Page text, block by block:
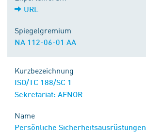
URL
Spiegelgremium
NA 112-06-01 AA
Kurzbezeichnung
ISO/TC 188/SC 1
Sekretariat: AFNOR
Name
Persönliche Sicherheitsausrüstungen